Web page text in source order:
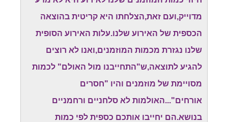
מדוייק,ועם זאת,הצלחתו היא קריטית בהוצאה
הכספית של האירוע שלנו.עלות האירוע הסופית
שלנו נגזרת מכמות המוזמנים,ואנו לא רוצים
להגיע לתוצאה,ש"התחייבנו מול האולם" לכמות
מסויימת של מוזמנים והיו "חסרים
אורחים"...האולמות לא סלחניים ורחמניים
בנושא.הם יחייבו אותכם כספית לפי כמות